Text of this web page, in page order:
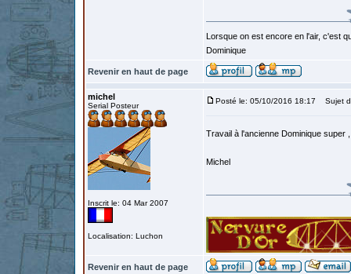
Lorsque on est encore en l'air, c'est
Dominique
Revenir en haut de page
michel
Serial Posteur
Inscrit le: 04 Mar 2007
Localisation: Luchon
Posté le: 05/10/2016 18:17 Sujet
Travail à l'ancienne Dominique
Michel
Revenir en haut de page